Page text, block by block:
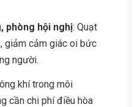
phòng hội nghị: Quạt
giảm cảm giác oi bức
người.
khí trong môi
cần chi phí điều hòa